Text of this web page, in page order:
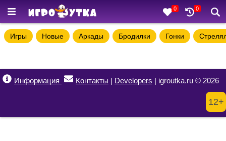
0 0
Игры Новые Аркады Бродилки Гонки
Информация Контакты | Developers | igroutka.ru © 2026
12+